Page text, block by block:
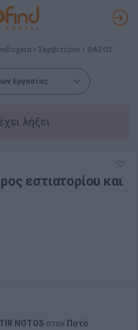
Σερβιτόροι ΘΑΣΟΣ
Εργασίας
λήξει
εστιατορίου και
NOTOS στον Ποτό